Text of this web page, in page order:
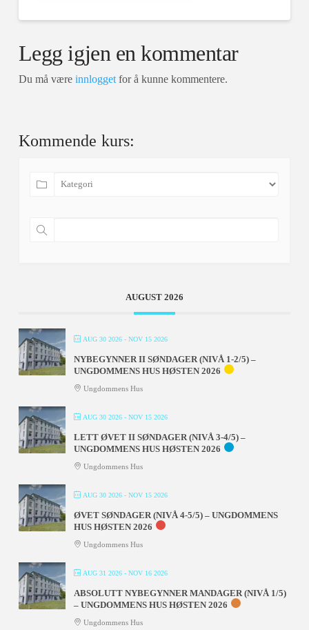
Legg igjen en kommentar
Du må være innloggetfor å kunne kommentere.
Kommende kurs:
AUGUST 2026
AUG 30 2026- NOV 15 2026
NYBEGYNNER II SØNDAGER (NIVÅ 1-2/5) –
UNGDOMMENS HUS HØSTEN 2026
Ungdommens Hus
AUG 30 2026- NOV 15 2026
LETT ØVET II SØNDAGER (NIVÅ 3-4/5) –
UNGDOMMENS HUS HØSTEN 2026
Ungdommens Hus
AUG 30 2026- NOV 15 2026
ØVET SØNDAGER (NIVÅ 4-5/5) – UNGDOMMENS
HUS HØSTEN 2026
Ungdommens Hus
AUG 31 2026- NOV 16 2026
ABSOLUTT NYBEGYNNER MANDAGER (NIVÅ 1/5)
– UNGDOMMENS HUS HØSTEN 2026
Ungdommens Hus